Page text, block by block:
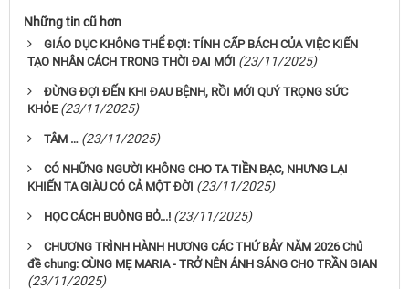
Những tin cũ hơn
GIÁO DỤC KHÔNG THỂ ĐỢI: TÍNH CẤP BÁCH CỦA VIỆC KIẾN
TẠO NHÂN CÁCH TRONG THỜI ĐẠI MỚI (23/11/2025)
ĐỪNG ĐỢI ĐẾN KHI ĐAU BỆNH, RỒI MỚI QUÝ TRỌNG SỨC
KHỎE (23/11/2025)
TÂM … (23/11/2025)
CÓ NHỮNG NGƯỜI KHÔNG CHO TA TIỀN BẠC, NHƯNG LẠI
KHIẾN TA GIÀU CÓ CẢ MỘT ĐỜI (23/11/2025)
HỌC CÁCH BUÔNG BỎ...! (23/11/2025)
CHƯƠNG TRÌNH HÀNH HƯƠNG CÁC THỨ BẢY NĂM 2026 Chủ
đề chung: CÙNG MẸ MARIA - TRỞ NÊN ÁNH SÁNG CHO TRẦN GIAN
(23/11/2025)